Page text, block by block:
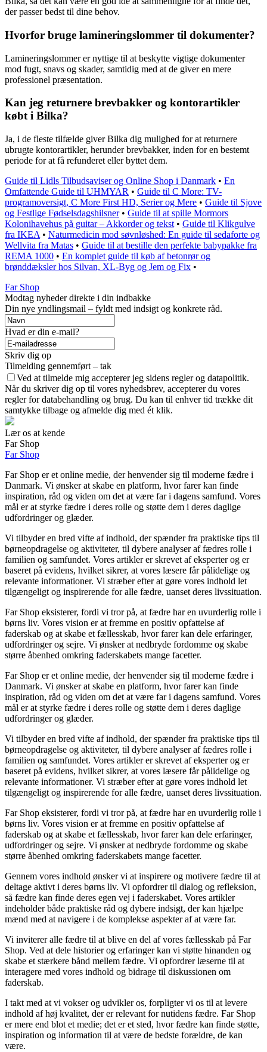
der passer bedst til dine behov.
Hvorfor bruge lamineringslommer til dokumenter?
Lamineringslommer er nyttige til at beskytte vigtige dokumenter
mod fugt, snavs og skader, samtidig med at de giver en mere
professionel præsentation.
Kan jeg returnere brevbakker og kontorartikler
købt i Bilka?
Ja, i de fleste tilfælde giver Bilka dig mulighed for at returnere
ubrugte kontorartikler, herunder brevbakker, inden for en bestemt
periode for at få refunderet eller byttet dem.
Guide til Lidls Tilbudsaviser og Online Shop i Danmark • En
Omfattende Guide til UHMYAR • Guide til C More: TV-
programoversigt, C More First HD, Serier og Mere • Guide til Sjove
og Festlige Fødselsdagshilsner• Guide til at spille Mormors
Kolonihavehus på guitar – Akkorder og tekst • Guide til Klikgulve
fra IKEA • Naturmedicin mod søvnløshed: En guide til sedaforte og
Wellvita fra Matas • Guide til at bestille den perfekte babypakke fra
REMA 1000 • En komplet guide til køb af betonrør og
brønddæksler hos Silvan, XL-Byg og Jem og Fix •
Far Shop
Modtag nyheder direkte i din indbakke
Din nye yndlingsmail – fyldt med indsigt og konkrete råd.
Hvad er din e-mail?
Skriv dig op
Tilmelding gennemført – tak
Ved at tilmelde mig accepterer jeg sidens regler og datapolitik.
Når du skriver dig op til vores nyhedsbrev, accepterer du vores
regler for databehandling og brug. Du kan til enhver tid trække dit
samtykke tilbage og afmelde dig med ét klik.
Lær os at kende
Far Shop
Far Shop
Far Shop er et online medie, der henvender sig til moderne fædre i
Danmark. Vi ønsker at skabe en platform, hvor farer kan finde
inspiration, råd og viden om det at være far i dagens samfund. Vores
mål er at styrke fædre i deres rolle og støtte dem i deres daglige
udfordringer og glæder.
Vi tilbyder en bred vifte af indhold, der spænder fra praktiske tips til
børneopdragelse og aktiviteter, til dybere analyser af fædres rolle i
familien og samfundet. Vores artikler er skrevet af eksperter og er
baseret på evidens, hvilket sikrer, at vores læsere får pålidelige og
relevante informationer. Vi stræber efter at gøre vores indhold let
tilgængeligt og inspirerende for alle fædre, uanset deres livssituation.
Far Shop eksisterer, fordi vi tror på, at fædre har en uvurderlig rolle i
børns liv. Vores vision er at fremme en positiv opfattelse af
faderskab og at skabe et fællesskab, hvor farer kan dele erfaringer,
udfordringer og sejre. Vi ønsker at nedbryde fordomme og skabe
større åbenhed omkring faderskabets mange facetter.
Far Shop er et online medie, der henvender sig til moderne fædre i
Danmark. Vi ønsker at skabe en platform, hvor farer kan finde
inspiration, råd og viden om det at være far i dagens samfund. Vores
mål er at styrke fædre i deres rolle og støtte dem i deres daglige
udfordringer og glæder.
Vi tilbyder en bred vifte af indhold, der spænder fra praktiske tips til
børneopdragelse og aktiviteter, til dybere analyser af fædres rolle i
familien og samfundet. Vores artikler er skrevet af eksperter og er
baseret på evidens, hvilket sikrer, at vores læsere får pålidelige og
relevante informationer. Vi stræber efter at gøre vores indhold let
tilgængeligt og inspirerende for alle fædre, uanset deres livssituation.
Far Shop eksisterer, fordi vi tror på, at fædre har en uvurderlig rolle i
børns liv. Vores vision er at fremme en positiv opfattelse af
faderskab og at skabe et fællesskab, hvor farer kan dele erfaringer,
udfordringer og sejre. Vi ønsker at nedbryde fordomme og skabe
større åbenhed omkring faderskabets mange facetter.
Gennem vores indhold ønsker vi at inspirere og motivere fædre til at
deltage aktivt i deres børns liv. Vi opfordrer til dialog og refleksion,
så fædre kan finde deres egen vej i faderskabet. Vores artikler
indeholder både praktiske råd og dybere indsigt, der kan hjælpe
mænd med at navigere i de komplekse aspekter af at være far.
Vi inviterer alle fædre til at blive en del af vores fællesskab på Far
Shop. Ved at dele historier og erfaringer kan vi støtte hinanden og
skabe et stærkere bånd mellem fædre. Vi opfordrer læserne til at
interagere med vores indhold og bidrage til diskussionen om
faderskab.
I takt med at vi vokser og udvikler os, forpligter vi os til at levere
indhold af høj kvalitet, der er relevant for nutidens fædre. Far Shop
er mere end blot et medie; det er et sted, hvor fædre kan finde støtte,
inspiration og information til at være de bedste forældre, de kan
være.